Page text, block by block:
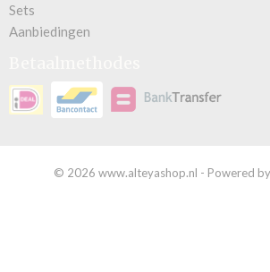
Sets
Aanbiedingen
© 2026 www.alteyashop.nl - Powered